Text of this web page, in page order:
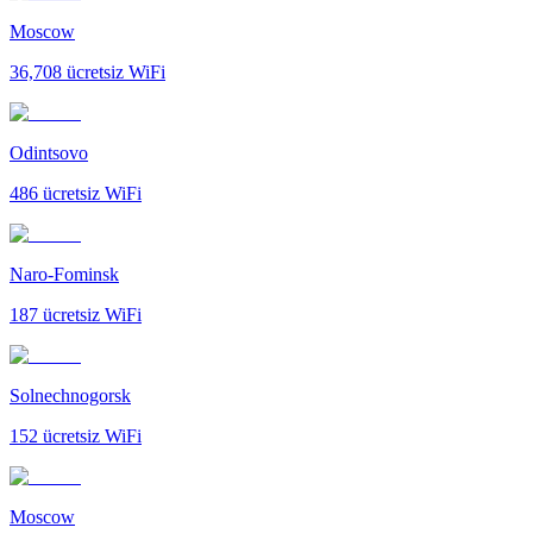
Moscow
36,708 ücretsiz WiFi
Odintsovo
486 ücretsiz WiFi
Naro-Fominsk
187 ücretsiz WiFi
Solnechnogorsk
152 ücretsiz WiFi
Moscow